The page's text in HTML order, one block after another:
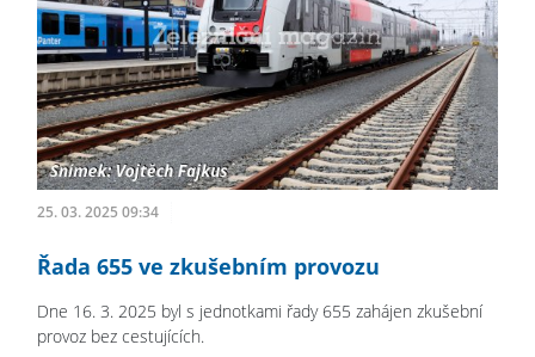
25. 03. 2025 09:34
Řada 655 ve zkušebním provozu
Dne 16. 3. 2025 byl s jednotkami řady 655 zahájen zkušební
provoz bez cestujících.